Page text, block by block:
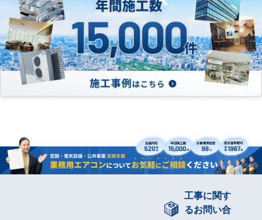
工事に関す
るお問い合